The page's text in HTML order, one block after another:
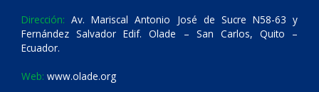
Dirección: Av. Mariscal Antonio José de Sucre N58-63 y
Fernández Salvador Edif. Olade – San Carlos, Quito –
Ecuador.
Web: www.olade.org